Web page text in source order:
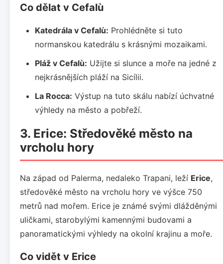
Co dělat v Cefalù
Katedrála v Cefalù: Prohlédněte si tuto
normanskou katedrálu s krásnými mozaikami.
Pláž v Cefalù: Užijte si slunce a moře na jedné z
nejkrásnějších pláží na Sicílii.
La Rocca: Výstup na tuto skálu nabízí úchvatné
výhledy na město a pobřeží.
3. Erice: Středověké město na
vrcholu hory
Na západ od Palerma, nedaleko Trapani, leží Erice,
středověké město na vrcholu hory ve výšce 750
metrů nad mořem. Erice je známé svými dlážděnými
uličkami, starobylými kamennými budovami a
panoramatickými výhledy na okolní krajinu a moře.
Co vidět v Erice